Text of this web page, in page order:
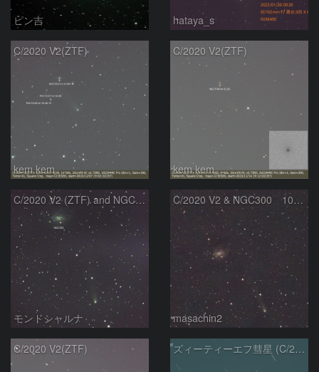
ピン吉 hataya_s
C/2020 V2(ZTF)
kem.kem
C/2020 V2(ZTF)
kem.kem
C/2020 V2 (ZTF) and NGC300
モンドシャルナ
C/2020 V2 & NGC300 10/15
masachin2
C/2020 V2(ZTF) ズィーティーエフ彗星 (C/2020V2)：202309/12